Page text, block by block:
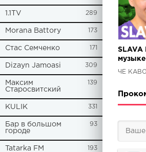
1.1TV 289
Morana Battory 173
Стас Семченко 171
Dizayn Jamoasi 309
Максим
Старосвитский
139
KULIK 331
Бар в большом
городе
93
Tatarka FM 193
SLAVA
ЧЁ